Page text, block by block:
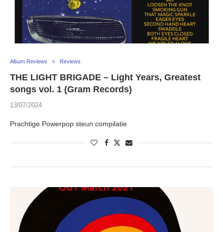
Album Reviews Reviews
THE LIGHT BRIGADE – Light Years, Greatest
songs vol. 1 (Gram Records)
13/07/2024
Prachtige Powerpop steun compilatie